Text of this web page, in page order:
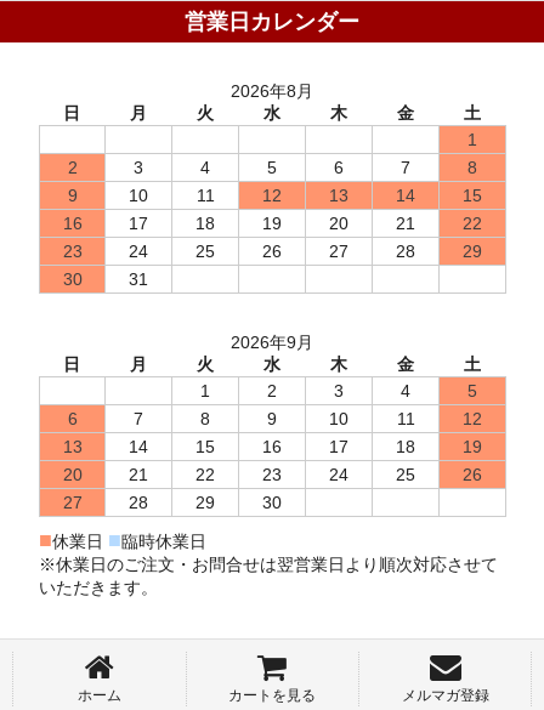
営業日カレンダー
2026年8月
日
月 火 水 木 金
土
1
2
3 4 5 6 7
8
9
10 11 12 13 14
15
16
17 18 19 20 21
22
23
24 25 26 27 28
29
30
31
2026年9月
日
月 火 水 木 金
土
1
2 3 4
5
6
7 8 9 10 11
12
13
14 15 16 17 18
19
20
21 22 23 24 25
26
27
28 29 30
■休業日 ■臨時休業日
※休業日のご注文・お問合せは翌営業日より順次対応させて
いただきます。
ホーム カートを見る メルマガ登録